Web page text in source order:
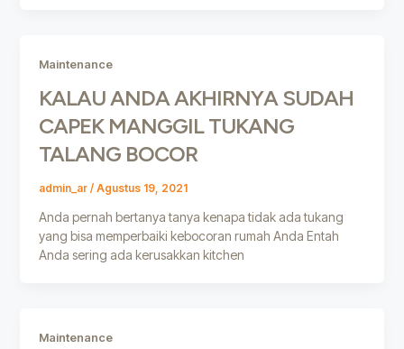
Maintenance
KALAU ANDA AKHIRNYA SUDAH
CAPEK MANGGIL TUKANG
TALANG BOCOR
admin_ar / Agustus 19, 2021
Anda pernah bertanya tanya kenapa tidak ada tukang
yang bisa memperbaiki kebocoran rumah Anda Entah
Anda sering ada kerusakkan kitchen
Maintenance